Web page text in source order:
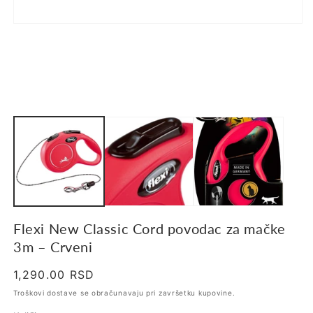
Flexi New Classic Cord povodac za mačke
3m – Crveni
Regularna
cena
1,290.00 RSD
Troškovi dostave se obračunavaju pri završetku kupovine.